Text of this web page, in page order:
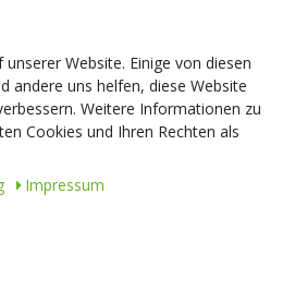
die man auf dem Helm trage will!
bei der Montage auf dem Helm -
Erschütterungen.
hält die Stirnlampe fest und
Material ist bruchfest und sehr
die 4 Haken gerade mal 10 Gramm.
Website. Einige von diesen
andere uns helfen, diese Website
Weitere Informationen zu
Cookies und Ihren Rechten als
Impressum